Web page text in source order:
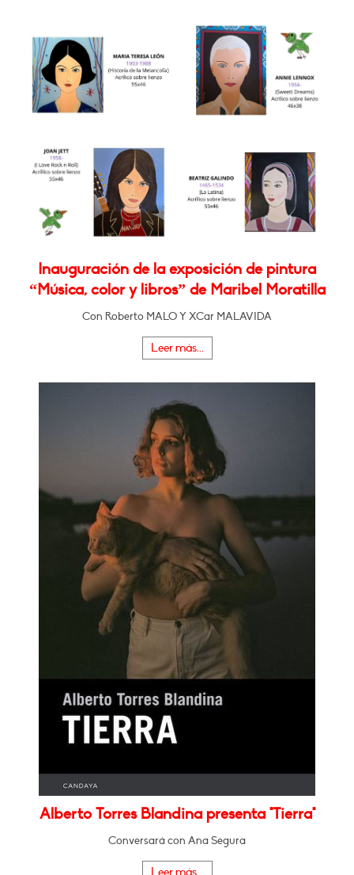
Inauguración de la exposición de pintura
“Música, color y libros” de Maribel Moratilla
Con Roberto MALO Y XCar MALAVIDA
Leer más...
Alberto Torres Blandina presenta "Tierra"
Conversará con Ana Segura
Leer más...